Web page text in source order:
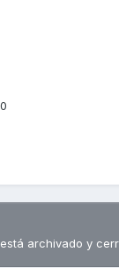
archivado y